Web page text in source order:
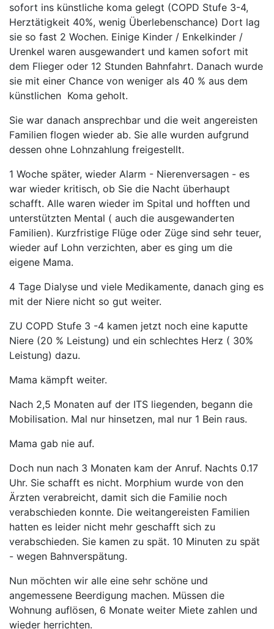
sofort ins künstliche koma gelegt (COPD Stufe 3-4,
Herztätigkeit 40%, wenig Überlebenschance) Dort lag
sie so fast 2 Wochen. Einige Kinder / Enkelkinder /
Urenkel waren ausgewandert und kamen sofort mit
dem Flieger oder 12 Stunden Bahnfahrt. Danach wurde
sie mit einer Chance von weniger als 40 % aus dem
künstlichen Koma geholt.
Sie war danach ansprechbar und die weit angereisten
Familien flogen wieder ab. Sie alle wurden aufgrund
dessen ohne Lohnzahlung freigestellt.
1 Woche später, wieder Alarm - Nierenversagen - es
war wieder kritisch, ob Sie die Nacht überhaupt
schafft. Alle waren wieder im Spital und hofften und
unterstützten Mental ( auch die ausgewanderten
Familien). Kurzfristige Flüge oder Züge sind sehr teuer,
wieder auf Lohn verzichten, aber es ging um die
eigene Mama.
4 Tage Dialyse und viele Medikamente, danach ging es
mit der Niere nicht so gut weiter.
ZU COPD Stufe 3 -4 kamen jetzt noch eine kaputte
Niere (20 % Leistung) und ein schlechtes Herz ( 30%
Leistung) dazu.
Mama kämpft weiter.
Nach 2,5 Monaten auf der ITS liegenden, begann die
Mobilisation. Mal nur hinsetzen, mal nur 1 Bein raus.
Mama gab nie auf.
Doch nun nach 3 Monaten kam der Anruf. Nachts 0.17
Uhr. Sie schafft es nicht. Morphium wurde von den
Ärzten verabreicht, damit sich die Familie noch
verabschieden konnte. Die weitangereisten Familien
hatten es leider nicht mehr geschafft sich zu
verabschieden. Sie kamen zu spät. 10 Minuten zu spät
- wegen Bahnverspätung.
Nun möchten wir alle eine sehr schöne und
angemessene Beerdigung machen. Müssen die
Wohnung auflösen, 6 Monate weiter Miete zahlen und
wieder herrichten.